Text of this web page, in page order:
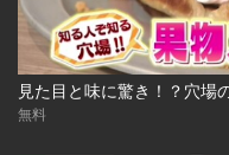
見た目と味に驚き！？穴
無料